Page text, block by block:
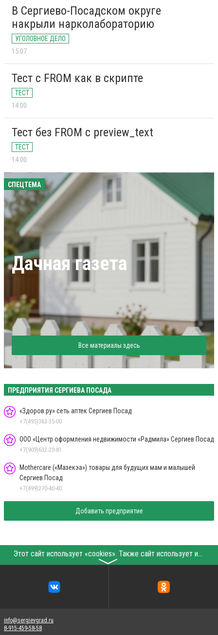
В Сергиево-Посадском округе
накрыли нарколабораторию
УГОЛОВНОЕ ДЕЛО
15:07
Тест с FROM как в скрипте
ТЕСТ
14:00
Тест без FROM с preview_text
ТЕСТ
14:00
СПЕЦТЕМА
Дачная газета
Все материалы здесь
ПРЕДПРИЯТИЯ СЕРГИЕВА ПОСАДА
«Здоров.ру» сеть аптек Сергиев Посад
+7(495)363-35-00
ООО «Центр оформления недвижимости «Радмила» Сергиев Посад
+7(909)632-20-81
Mothercare («Мазекэа») товары для будущих мам и малышей
Сергиев Посад
+7(499)270-40-40
Добавить предприятие
Этот сайт использует «cookies». Также сайт использует интернет-сервис для сбора технических данных касательно посетителей с целью получения маркетинговой и статистической информации. Условия обработки данных посетителей сайта см.
〉
info@sergievgrad.ru
8-915-459-58-58